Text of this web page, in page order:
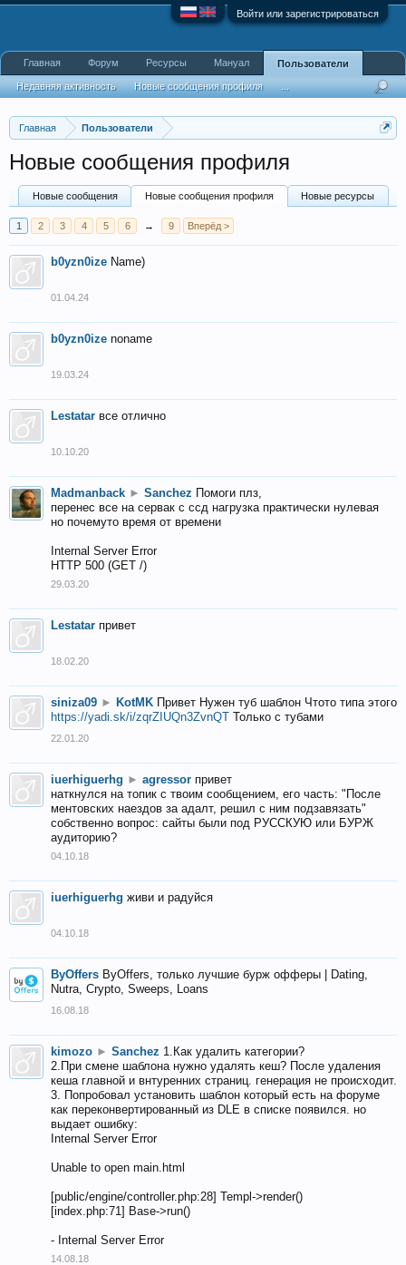
Войти или зарегистрироваться
Главная Пользователи
Новые сообщения профиля
Новые сообщения Новые сообщения профиля Новые ресурсы
1 2 3 4 5 6 → 9 Вперёд >
b0yzn0ize Name)
01.04.24
b0yzn0ize noname
19.03.24
Lestatar все отлично
10.10.20
Madmanback ► Sanchez Помоги плз,
перенес все на сервак с ссд нагрузка практически нулевая
но почемуто время от времени
Internal Server Error
HTTP 500 (GET /)
29.03.20
Lestatar привет
18.02.20
siniza09 ► KotMK Привет Нужен туб шаблон Чтото типа этого
https://yadi.sk/i/zqrZIUQn3ZvnQT Только с тубами
22.01.20
iuerhiguerhg ► agressor привет
наткнулся на топик с твоим сообщением, его часть: "После
ментовских наездов за адалт, решил с ним подзавязать"
собственно вопрос: сайты были под РУССКУЮ или БУРЖ
аудиторию?
04.10.18
iuerhiguerhg живи и радуйся
04.10.18
ByOffers ByOffers, только лучшие бурж офферы | Dating,
Nutra, Crypto, Sweeps, Loans
16.08.18
kimozo ► Sanchez 1.Как удалить категории?
2.При смене шаблона нужно удалять кеш? После удаления
кеша главной и внтуренних страниц. генерация не происходит.
3. Попробовал установить шаблон который есть на форуме
как переконвертированный из DLE в списке появился. но
выдает ошибку:
Internal Server Error
Unable to open main.html
[public/engine/controller.php:28] Templ->render()
[index.php:71] Base->run()
- Internal Server Error
14.08.18
Главная Форум Ресурсы Мануал Пользователи
Недавняя активность Новые сообщения профиля